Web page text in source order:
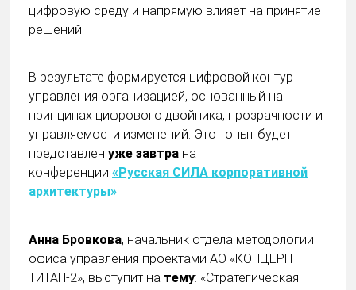
цифровую среду и напрямую влияет на принятие
решений.
В результате формируется цифровой контур
управления организацией, основанный на
принципах цифрового двойника, прозрачности и
управляемости изменений. Этот опыт будет
представлен уже завтра на
конференции «Русская СИЛА корпоративной
архитектуры».
Анна Бровкова, начальник отдела методологии
офиса управления проектами АО «КОНЦЕРН
ТИТАН-2», выступит на тему: «Стратегическая